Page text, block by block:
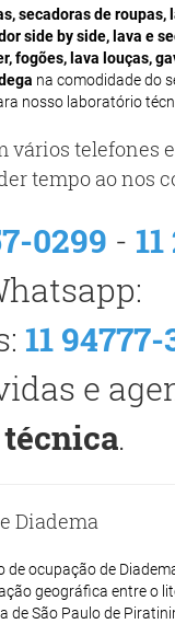
secadoras de roupas,
side by side, lava e
fogões, lava louças,
na comodidade do
nosso laboratório
vários telefones
tempo ao nos
0299 -
11 94777-
e
.
Diadema
de ocupação de
geográfica entre o
de São Paulo de